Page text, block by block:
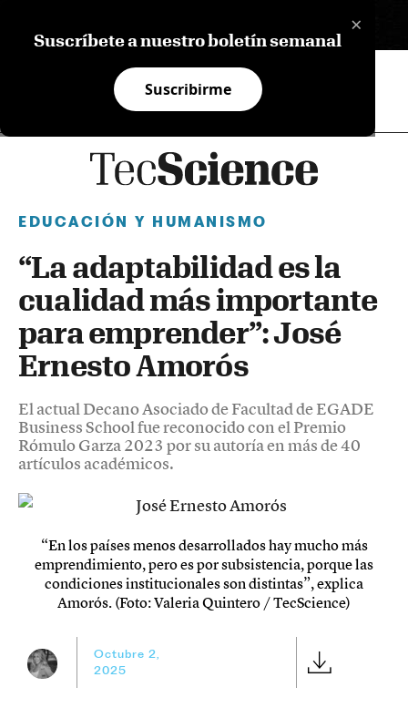
×
Suscríbete a nuestro boletín semanal
Suscribirme
EDUCACIÓN Y HUMANISMO
“La adaptabilidad es la
cualidad más importante
para emprender”: José
Ernesto Amorós
El actual Decano Asociado de Facultad de EGADE
Business School fue reconocido con el Premio
Rómulo Garza 2023 por su autoría en más de 40
artículos académicos.
“En los países menos desarrollados hay mucho más
emprendimiento, pero es por subsistencia, porque las
condiciones institucionales son distintas”, explica
Amorós. (Foto: Valeria Quintero / TecScience)
Octubre 2,
2025